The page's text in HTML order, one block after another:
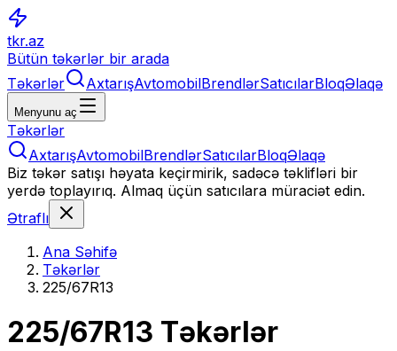
tkr.az
Bütün təkərlər bir arada
Təkərlər
AxtarışAvtomobilBrendlərSatıcılarBloqƏlaqə
Menyunu aç
Təkərlər
AxtarışAvtomobilBrendlərSatıcılarBloqƏlaqə
Biz təkər satışı həyata keçirmirik, sadəcə təklifləri bir
yerdə toplayırıq. Almaq üçün satıcılara müraciət edin.
Ətraflı
Ana Səhifə
Təkərlər
225/67R13
225/67R13 Təkərlər